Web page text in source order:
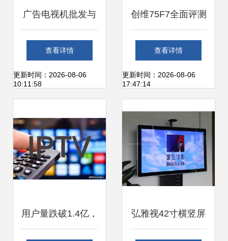
广告电视机批发与
供应 打造高效视觉
营销的黄金密钥
查看详情
更新时间：2026-08-06
10:11:58
创维75F7全面评测
价格、参数与市场
对比分析
查看详情
更新时间：2026-08-06
17:47:14
用户量跌破1.4亿， 弘雅视42寸横竖屏